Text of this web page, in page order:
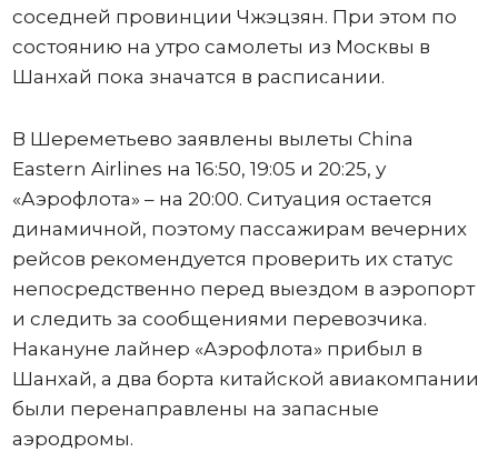
соседней провинции Чжэцзян. При этом по
состоянию на утро самолеты из Москвы в
Шанхай пока значатся в расписании.
В Шереметьево заявлены вылеты China
Eastern Airlines на 16:50, 19:05 и 20:25, у
«Аэрофлота» – на 20:00. Ситуация остается
динамичной, поэтому пассажирам вечерних
рейсов рекомендуется проверить их статус
непосредственно перед выездом в аэропорт
и следить за сообщениями перевозчика.
Накануне лайнер «Аэрофлота» прибыл в
Шанхай, а два борта китайской авиакомпании
были перенаправлены на запасные
аэродромы.